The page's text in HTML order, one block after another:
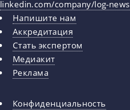
linkedin.com/company/log-news
Напишите нам
Аккредитация
Стать экспертом
Медиакит
Реклама
Конфиденциальность